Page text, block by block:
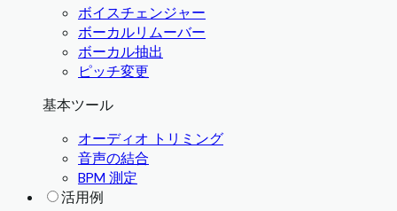
ボイスチェンジャー
ボーカルリムーバー
ボーカル抽出
ピッチ変更
基本ツール
オーディオ トリミング
音声の結合
BPM 測定
活用例